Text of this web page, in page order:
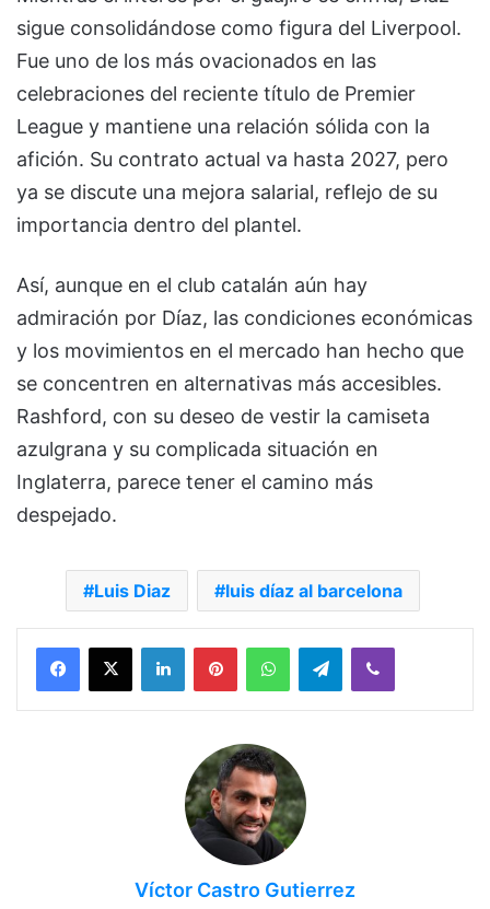
sigue consolidándose como figura del Liverpool.
Fue uno de los más ovacionados en las
celebraciones del reciente título de Premier
League y mantiene una relación sólida con la
afición. Su contrato actual va hasta 2027, pero
ya se discute una mejora salarial, reflejo de su
importancia dentro del plantel.
Así, aunque en el club catalán aún hay
admiración por Díaz, las condiciones económicas
y los movimientos en el mercado han hecho que
se concentren en alternativas más accesibles.
Rashford, con su deseo de vestir la camiseta
azulgrana y su complicada situación en
Inglaterra, parece tener el camino más
despejado.
Luis Diaz luis díaz al barcelona
Facebook
X LinkedInPinterestWhatsAppTelegramViber
Víctor Castro Gutierrez